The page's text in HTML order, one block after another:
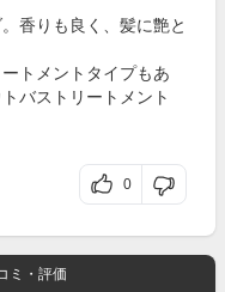
香りも良く、髪に艶と
トメントタイプもあ
バストリートメント
0
ミ・評価